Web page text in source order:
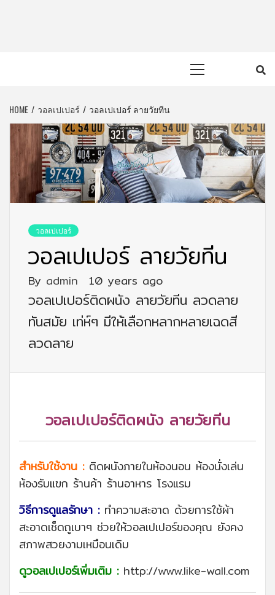
HOME วอลเปเปอร์ วอลเปเปอร์ ลายวัยทีน
วอลเปเปอร์
วอลเปเปอร์ ลายวัยทีน
By admin 10 years ago
วอลเปเปอร์ติดผนัง ลายวัยทีน ลวดลาย
ทันสมัย เท่ห์ๆ มีให้เลือกหลากหลายเฉดสี
ลวดลาย
วอลเปเปอร์ติดผนัง ลายวัยทีน
สำหรับใช้งาน : ติดผนังภายในห้องนอน ห้องนั่งเล่น
ห้องรับแขก ร้านค้า ร้านอาหาร โรงแรม
วิธีการดูแลรักษา :ทำความสะอาด ด้วยการใช้ผ้า
สะอาดเช็ดถูเบาๆ ช่วยให้วอลเปเปอร์ของคุณ ยังคง
สภาพสวยงามเหมือนเดิม
ดูวอลเปเปอร์เพิ่มเติม : http://www.like-wall.com